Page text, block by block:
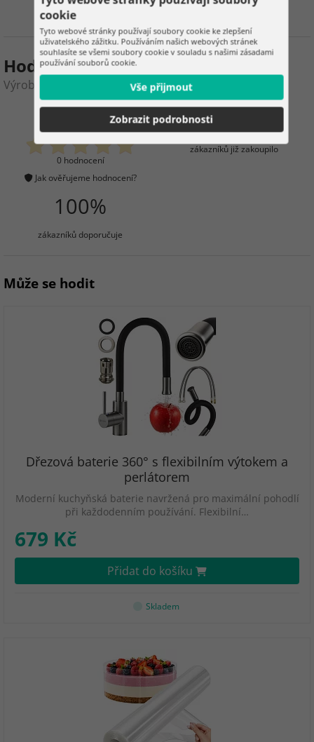
Hodnocení produktu
Výrobník ledových kostek – 12 kg/den
0 hodnocení
Jak ověřujeme hodnocení?
zákazníků již zakoupilo
100%
zákazníků doporučuje
Může se hodit
Dřezová baterie 360° s flexibilním výtokem a
perlátorem
Moderní kuchyňská baterie navržená pro maximální pohodlí
při každodenním používání. Flexibilní…
679 Kč
Přidat do košíku
Skladem
cookie
Tyto webové stránky používají soubory cookie ke zlepšení
uživatelského zážitku. Používáním našich webových stránek
souhlasíte se všemi soubory cookie v souladu s našimi zásadami
používání souborů cookie.
Vše přijmout
Zobrazit podrobnosti